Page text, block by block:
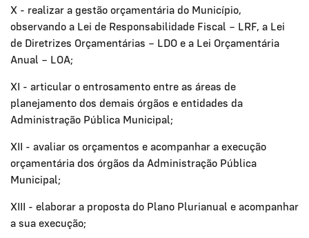
X - realizar a gestão orçamentária do Município,
observando a Lei de Responsabilidade Fiscal – LRF, a Lei
de Diretrizes Orçamentárias – LDO e a Lei Orçamentária
Anual – LOA;
XI - articular o entrosamento entre as áreas de
planejamento dos demais órgãos e entidades da
Administração Pública Municipal;
XII - avaliar os orçamentos e acompanhar a execução
orçamentária dos órgãos da Administração Pública
Municipal;
XIII - elaborar a proposta do Plano Plurianual e acompanhar
a sua execução;